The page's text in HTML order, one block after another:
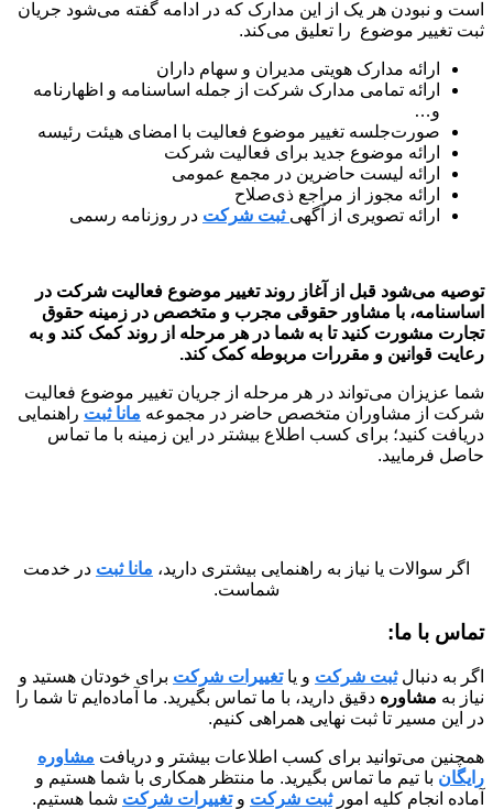
است و نبودن هر یک از این مدارک که در ادامه گفته می‌شود جریان
ثبت تغییر موضوع را تعلیق می‌کند.
ارائه مدارک هویتی مدیران و سهام داران
ارائه تمامی مدارک شرکت از جمله اساسنامه و اظهارنامه
و…
صورت‌جلسه تغییر موضوع فعالیت با امضای هیئت رئیسه
ارائه موضوع جدید برای فعالیت شرکت
ارائه لیست حاضرین در مجمع عمومی
ارائه مجوز از مراجع ذی‌صلاح
ارائه تصویری از آگهی ثبت شرکت در روزنامه رسمی
توصیه می‌شود قبل از آغاز روند تغییر موضوع فعالیت شرکت در
اساسنامه، با مشاور حقوقی مجرب و متخصص در زمینه حقوق
تجارت مشورت کنید تا به شما در هر مرحله از روند کمک کند و به
رعایت قوانین و مقررات مربوطه کمک کند.
شما عزیزان می‌تواند در هر مرحله از جریان تغییر موضوع فعالیت
شرکت از مشاوران متخصص حاضر در مجموعه مانا ثبت راهنمایی
دریافت کنید؛ برای کسب اطلاع بیشتر در این زمینه با ما تماس
حاصل فرمایید.
اگر سوالات یا نیاز به راهنمایی بیشتری دارید، مانا ثبت در خدمت
شماست.
تماس با ما:
اگر به دنبالثبت شرکت و یاتغییرات شرکت برای خودتان هستید و
نیاز به مشاوره دقیق دارید، با ما تماس بگیرید. ما آماده‌ایم تا شما را
در این مسیر تا ثبت نهایی همراهی کنیم.
همچنین می‌توانید برای کسب اطلاعات بیشتر و دریافت مشاوره
رایگان با تیم ما تماس بگیرید. ما منتظر همکاری با شما هستیم و
آماده انجام کلیه امورثبت شرکت وتغییرات شرکت شما هستیم.